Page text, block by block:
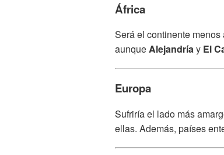
África
Será el continente
aunqueAlejandríay El
Europa
Sufriría el lado más
ellas. Además, países